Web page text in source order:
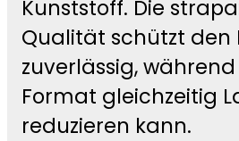
Kunststoff. Die
Qualität schützt den
zuverlässig,
Format gleichzeitig
reduzieren kann.